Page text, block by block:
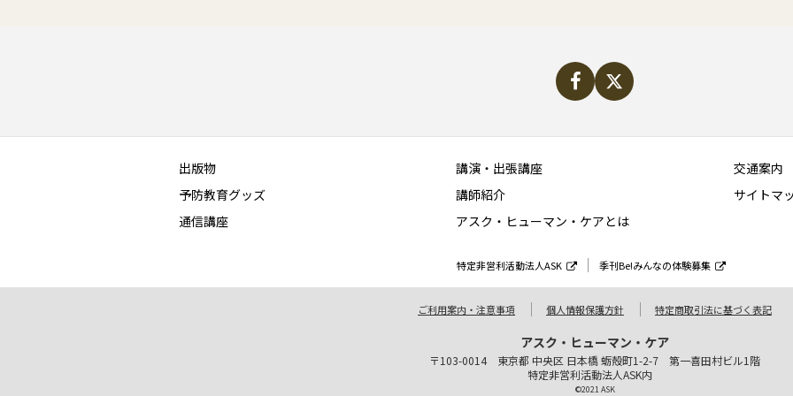
出版物
予防教育グッズ
通信講座
講演・出張講座
講師紹介
アスク・ヒューマン・ケアとは
交通案内
サイトマ
特定非営利活動法人ASK 季刊Be!みんなの体験募集
ご利用案内・注意事項 個人情報保護方針 特定商取引法に基づく表記
アスク・ヒューマン・ケア
〒103-0014 東京都 中央区 日本橋 蛎殻町1-2-7 第一喜田村ビル1階
特定非営利活動法人ASK内
©2021 ASK